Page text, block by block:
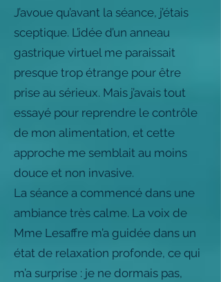
J’avoue qu’avant la séance, j’étais
sceptique. L’idée d’un anneau
gastrique virtuel me paraissait
presque trop étrange pour être
prise au sérieux. Mais j’avais tout
essayé pour reprendre le contrôle
de mon alimentation, et cette
approche me semblait au moins
douce et non invasive.
La séance a commencé dans une
ambiance très calme. La voix de
Mme Lesaffre m’a guidée dans un
état de relaxation profonde, ce qui
m’a surprise : je ne dormais pas,